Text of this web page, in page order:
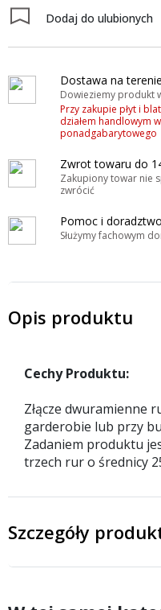
Dodaj do ulubionych
Dostawa na
Dowieziemy produkt
Przy zakupie płyt i
działem handlowym
ponadgabarytowego
Zwrot towaru do
Zakupiony towar nie
zwrócić
Pomoc i doradztwo
Służymy fachowym
Opis produktu
Cechy Produktu:
Złącze dwuramienne
garderobie lub przy
Zadaniem produktu
trzech rur o średnicy
Szczegóły